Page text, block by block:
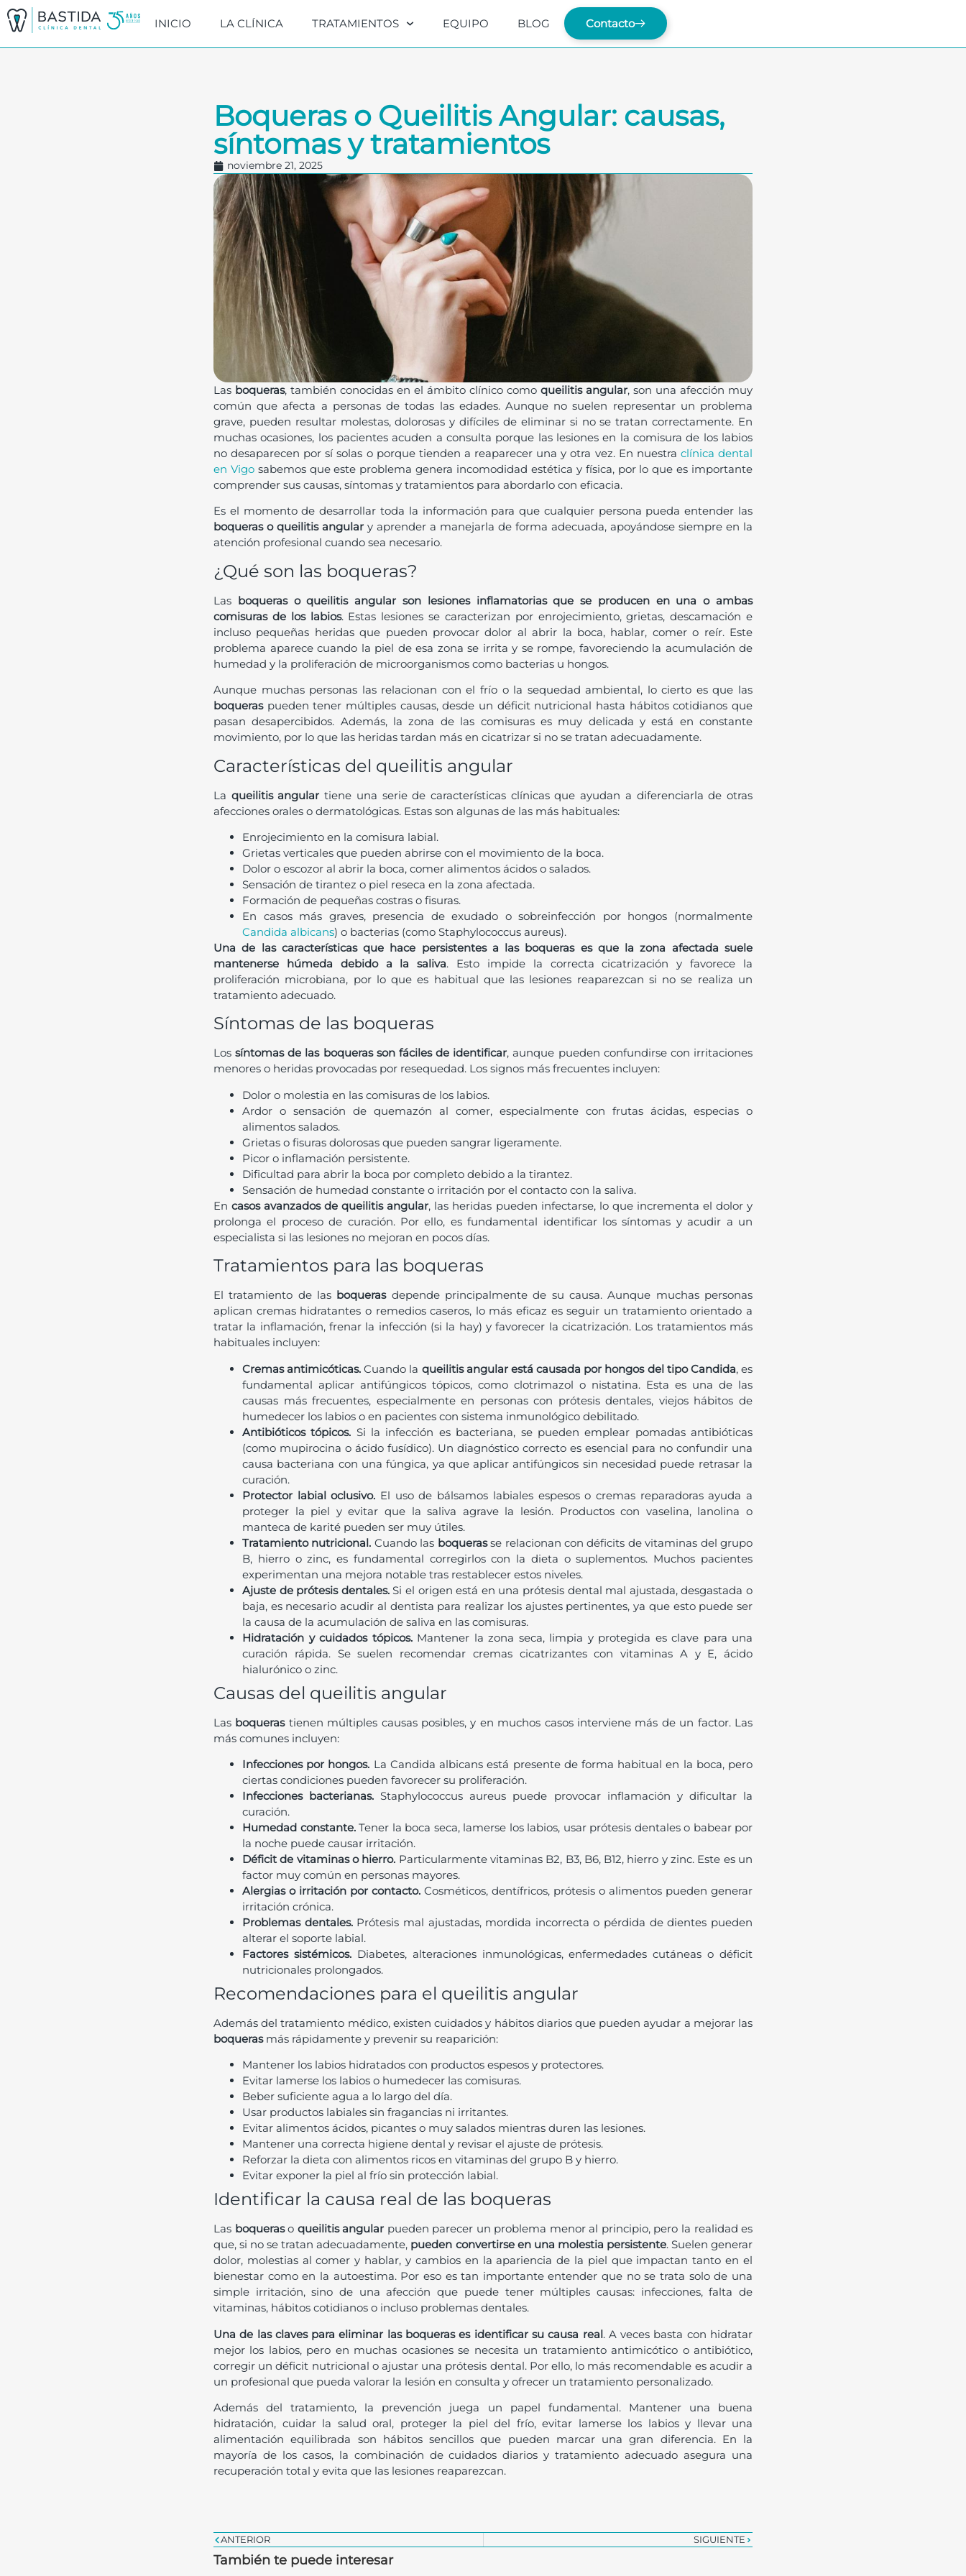
INICIO LA CLÍNICA TRATAMIENTOS EQUIPO BLOG Contacto
Boqueras o Queilitis Angular: causas,
síntomas y tratamientos
noviembre 21, 2025
Las boqueras, también conocidas en el ámbito clínico como queilitis angular, son una afección muy
común que afecta a personas de todas las edades. Aunque no suelen representar un problema
grave, pueden resultar molestas, dolorosas y difíciles de eliminar si no se tratan correctamente. En
muchas ocasiones, los pacientes acuden a consulta porque las lesiones en la comisura de los labios
no desaparecen por sí solas o porque tienden a reaparecer una y otra vez. En nuestra clínica dental
en Vigosabemos que este problema genera incomodidad estética y física, por lo que es importante
comprender sus causas, síntomas y tratamientos para abordarlo con eficacia.
Es el momento de desarrollar toda la información para que cualquier persona pueda entender las
boqueras o queilitis angular y aprender a manejarla de forma adecuada, apoyándose siempre en la
atención profesional cuando sea necesario.
¿Qué son las boqueras?
Las boqueras o queilitis angular son lesiones inflamatorias que se producen en una o ambas
comisuras de los labios. Estas lesiones se caracterizan por enrojecimiento, grietas, descamación e
incluso pequeñas heridas que pueden provocar dolor al abrir la boca, hablar, comer o reír. Este
problema aparece cuando la piel de esa zona se irrita y se rompe, favoreciendo la acumulación de
humedad y la proliferación de microorganismos como bacterias u hongos.
Aunque muchas personas las relacionan con el frío o la sequedad ambiental, lo cierto es que las
boqueraspueden tener múltiples causas, desde un déficit nutricional hasta hábitos cotidianos que
pasan desapercibidos. Además, la zona de las comisuras es muy delicada y está en constante
movimiento, por lo que las heridas tardan más en cicatrizar si no se tratan adecuadamente.
Características del queilitis angular
La queilitis angular tiene una serie de características clínicas que ayudan a diferenciarla de otras
afecciones orales o dermatológicas. Estas son algunas de las más habituales:
Enrojecimiento en la comisura labial.
Grietas verticales que pueden abrirse con el movimiento de la boca.
Dolor o escozor al abrir la boca, comer alimentos ácidos o salados.
Sensación de tirantez o piel reseca en la zona afectada.
Formación de pequeñas costras o fisuras.
En casos más graves, presencia de exudado o sobreinfección por hongos (normalmente
Candida albicans) o bacterias (como Staphylococcus aureus).
Una de las características que hace persistentes a las boqueras es que la zona afectada suele
mantenerse húmeda debido a la saliva. Esto impide la correcta cicatrización y favorece la
proliferación microbiana, por lo que es habitual que las lesiones reaparezcan si no se realiza un
tratamiento adecuado.
Síntomas de las boqueras
Lossíntomas de las boqueras son fáciles de identificar, aunque pueden confundirse con irritaciones
menores o heridas provocadas por resequedad. Los signos más frecuentes incluyen:
Dolor o molestia en las comisuras de los labios.
Ardor o sensación de quemazón al comer, especialmente con frutas ácidas, especias o
alimentos salados.
Grietas o fisuras dolorosas que pueden sangrar ligeramente.
Picor o inflamación persistente.
Dificultad para abrir la boca por completo debido a la tirantez.
Sensación de humedad constante o irritación por el contacto con la saliva.
Encasos avanzados de queilitis angular, las heridas pueden infectarse, lo que incrementa el dolor y
prolonga el proceso de curación. Por ello, es fundamental identificar los síntomas y acudir a un
especialista si las lesiones no mejoran en pocos días.
Tratamientos para las boqueras
El tratamiento de las boquerasdepende principalmente de su causa. Aunque muchas personas
aplican cremas hidratantes o remedios caseros, lo más eficaz es seguir un tratamiento orientado a
tratar la inflamación, frenar la infección (si la hay) y favorecer la cicatrización. Los tratamientos más
habituales incluyen:
Cremas antimicóticas.Cuando la queilitis angular está causada por hongos del tipo Candida, es
fundamental aplicar antifúngicos tópicos, como clotrimazol o nistatina. Esta es una de las
causas más frecuentes, especialmente en personas con prótesis dentales, viejos hábitos de
humedecer los labios o en pacientes con sistema inmunológico debilitado.
Antibióticos tópicos. Si la infección es bacteriana, se pueden emplear pomadas antibióticas
(como mupirocina o ácido fusídico). Un diagnóstico correcto es esencial para no confundir una
causa bacteriana con una fúngica, ya que aplicar antifúngicos sin necesidad puede retrasar la
curación.
Protector labial oclusivo. El uso de bálsamos labiales espesos o cremas reparadoras ayuda a
proteger la piel y evitar que la saliva agrave la lesión. Productos con vaselina, lanolina o
manteca de karité pueden ser muy útiles.
Tratamiento nutricional. Cuando las boquerasse relacionan con déficits de vitaminas del grupo
B, hierro o zinc, es fundamental corregirlos con la dieta o suplementos. Muchos pacientes
experimentan una mejora notable tras restablecer estos niveles.
Ajuste de prótesis dentales.Si el origen está en una prótesis dental mal ajustada, desgastada o
baja, es necesario acudir al dentista para realizar los ajustes pertinentes, ya que esto puede ser
la causa de la acumulación de saliva en las comisuras.
Hidratación y cuidados tópicos. Mantener la zona seca, limpia y protegida es clave para una
curación rápida. Se suelen recomendar cremas cicatrizantes con vitaminas A y E, ácido
hialurónico o zinc.
Causas del queilitis angular
Las boquerastienen múltiples causas posibles, y en muchos casos interviene más de un factor. Las
más comunes incluyen:
Infecciones por hongos. La Candida albicans está presente de forma habitual en la boca, pero
ciertas condiciones pueden favorecer su proliferación.
Infecciones bacterianas.Staphylococcus aureus puede provocar inflamación y dificultar la
curación.
Humedad constante. Tener la boca seca, lamerse los labios, usar prótesis dentales o babear por
la noche puede causar irritación.
Déficit de vitaminas o hierro. Particularmente vitaminas B2, B3, B6, B12, hierro y zinc. Este es un
factor muy común en personas mayores.
Alergias o irritación por contacto. Cosméticos, dentífricos, prótesis o alimentos pueden generar
irritación crónica.
Problemas dentales. Prótesis mal ajustadas, mordida incorrecta o pérdida de dientes pueden
alterar el soporte labial.
Factores sistémicos. Diabetes, alteraciones inmunológicas, enfermedades cutáneas o déficit
nutricionales prolongados.
Recomendaciones para el queilitis angular
Además del tratamiento médico, existen cuidados y hábitos diarios que pueden ayudar a mejorar las
boquerasmás rápidamente y prevenir su reaparición:
Mantener los labios hidratados con productos espesos y protectores.
Evitar lamerse los labios o humedecer las comisuras.
Beber suficiente agua a lo largo del día.
Usar productos labiales sin fragancias ni irritantes.
Evitar alimentos ácidos, picantes o muy salados mientras duren las lesiones.
Mantener una correcta higiene dental y revisar el ajuste de prótesis.
Reforzar la dieta con alimentos ricos en vitaminas del grupo B y hierro.
Evitar exponer la piel al frío sin protección labial.
Identificar la causa real de las boqueras
Las boqueraso queilitis angular pueden parecer un problema menor al principio, pero la realidad es
que, si no se tratan adecuadamente, pueden convertirse en una molestia persistente. Suelen generar
dolor, molestias al comer y hablar, y cambios en la apariencia de la piel que impactan tanto en el
bienestar como en la autoestima. Por eso es tan importante entender que no se trata solo de una
simple irritación, sino de una afección que puede tener múltiples causas: infecciones, falta de
vitaminas, hábitos cotidianos o incluso problemas dentales.
Una de las claves para eliminar las boqueras es identificar su causa real. A veces basta con hidratar
mejor los labios, pero en muchas ocasiones se necesita un tratamiento antimicótico o antibiótico,
corregir un déficit nutricional o ajustar una prótesis dental. Por ello, lo más recomendable es acudir a
un profesional que pueda valorar la lesión en consulta y ofrecer un tratamiento personalizado.
Además del tratamiento, la prevención juega un papel fundamental. Mantener una buena
hidratación, cuidar la salud oral, proteger la piel del frío, evitar lamerse los labios y llevar una
alimentación equilibrada son hábitos sencillos que pueden marcar una gran diferencia. En la
mayoría de los casos, la combinación de cuidados diarios y tratamiento adecuado asegura una
recuperación total y evita que las lesiones reaparezcan.
ANTERIOR SIGUIENTE
También te puede interesar